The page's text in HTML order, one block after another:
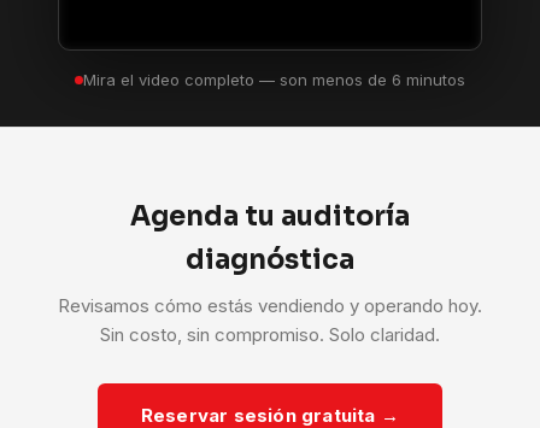
Mira el video completo — son menos de 6 minutos
Agenda tu auditoría
diagnóstica
Revisamos cómo estás vendiendo y operando hoy.
Sin costo, sin compromiso. Solo claridad.
Reservar sesión gratuita →